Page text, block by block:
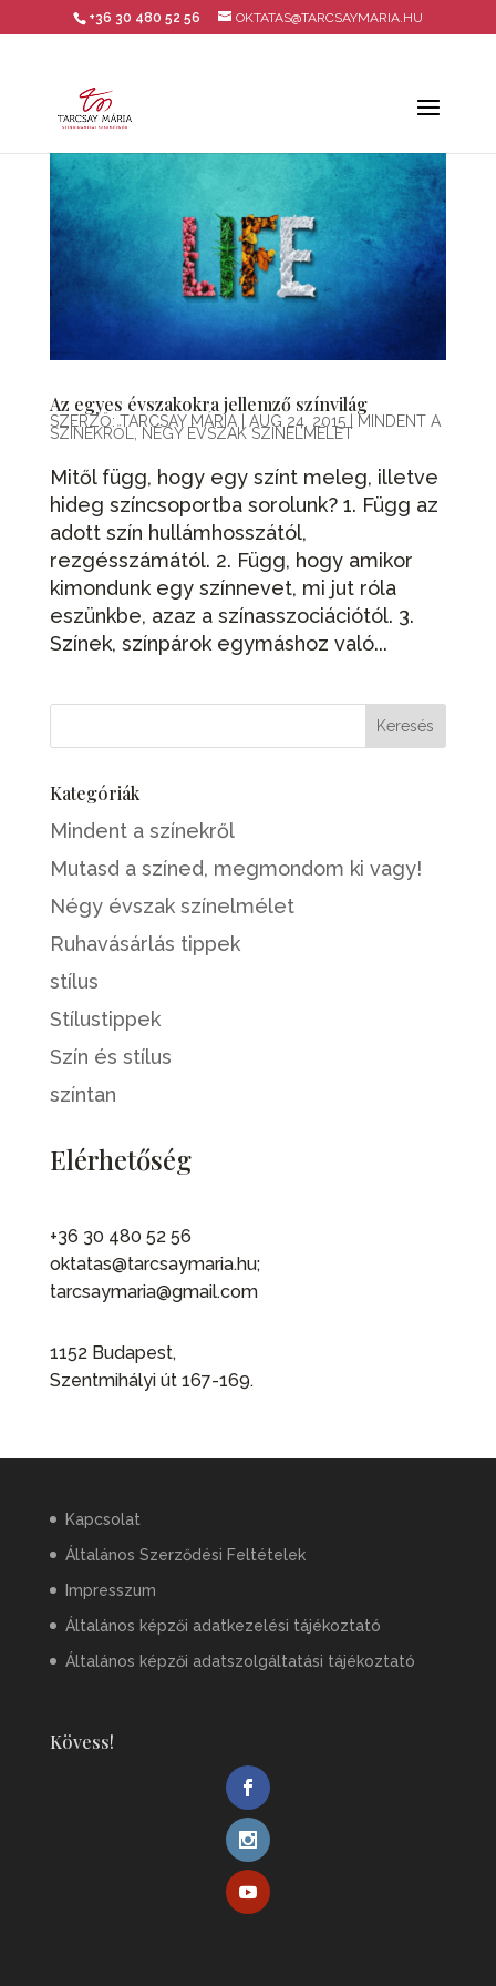
+36 30 480 52 56 OKTATAS@TARCSAYMARIA.HU
Az egyes évszakokra jellemző színvilág
SZERZŐ:TARCSAY MÁRIA| AUG 24, 2015| MINDENT A
SZÍNEKRŐL, NÉGY ÉVSZAK SZÍNELMÉLET
Mitől függ, hogy egy színt meleg, illetve
hideg színcsoportba sorolunk? 1. Függ az
adott szín hullámhosszától,
rezgésszámától. 2. Függ, hogy amikor
kimondunk egy színnevet, mi jut róla
eszünkbe, azaz a színasszociációtól. 3.
Színek, színpárok egymáshoz való...
Kategóriák
Mindent a színekről
Mutasd a színed, megmondom ki vagy!
Négy évszak színelmélet
Ruhavásárlás tippek
stílus
Stílustippek
Szín és stílus
színtan
Elérhetőség
+36 30 480 52 56
oktatas@tarcsaymaria.hu;
tarcsaymaria@gmail.com
1152 Budapest,
Szentmihályi út 167-169.
Kapcsolat
Általános Szerződési Feltételek
Impresszum
Általános képzői adatkezelési tájékoztató
Általános képzői adatszolgáltatási tájékoztató
Kövess!